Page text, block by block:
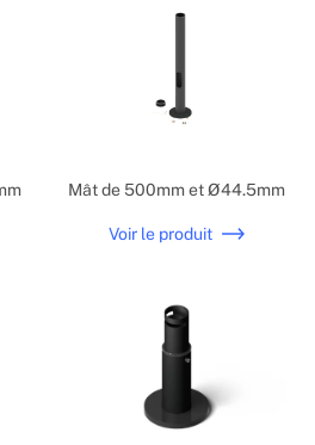
Mât de 500mm et Ø44.5mm
Voir le produit